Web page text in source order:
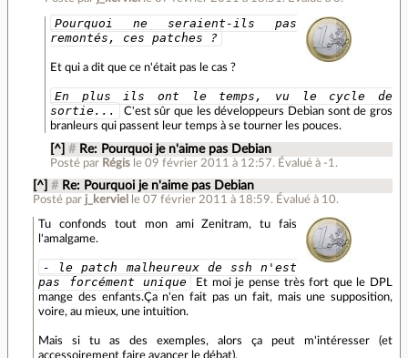
Pourquoi ne seraient-ils pas
remontés, ces patches ?
Et qui a dit que ce n'était pas le cas ?
En plus ils ont le temps, vu le cycle de
sortie...
C'est sûr que les développeurs Debian sont de gros
branleurs qui passent leur temps à se tourner les pouces.
[^] # Re: Pourquoi je n'aime pas Debian
Posté par Régis le 09 février 2011 à 12:57. Évalué à -1 .
[^] # Re: Pourquoi je n'aime pas Debian
Posté par j_kerviel le 07 février 2011 à 18:59. Évalué à 10.
Tu confonds tout mon ami Zenitram, tu fais
l'amalgame.
- le patch malheureux de ssh n'est
pas forcément unique
Et moi je pense très fort que le DPL
mange des enfants.Ça n'en fait pas un fait, mais une supposition,
voire, au mieux, une intuition.
Mais si tu as des exemples, alors ça peut m'intéresser (et
accessoirement faire avancer le débat).